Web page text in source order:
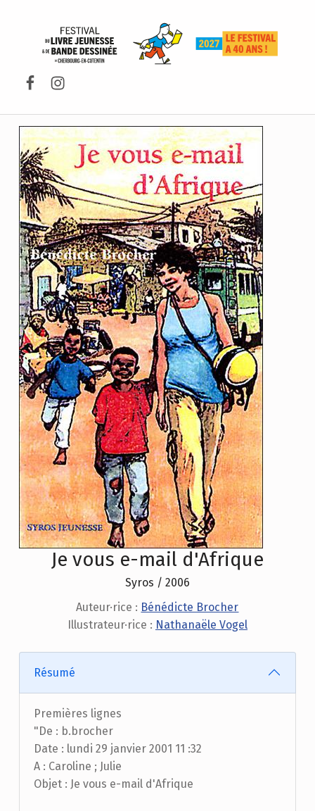
Facebook
Instagram
Je vous e-mail d'Afrique
Syros / 2006
Auteur·rice : Bénédicte Brocher
Illustrateur·rice : Nathanaële Vogel
Résumé
Premières lignes
"De : b.brocher
Date : lundi 29 janvier 2001 11 :32
A : Caroline ; Julie
Objet : Je vous e-mail d'Afrique